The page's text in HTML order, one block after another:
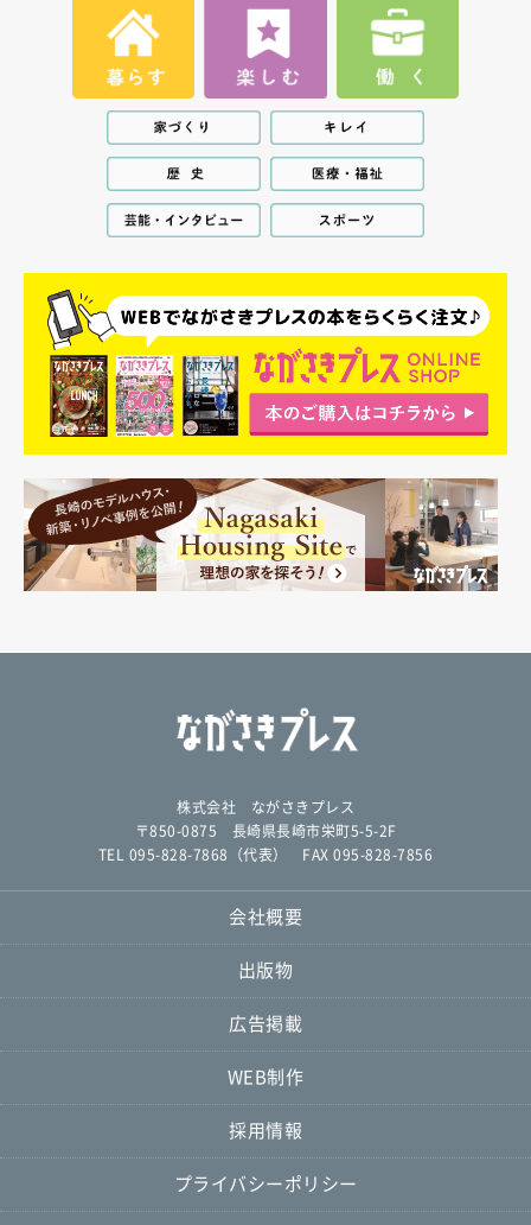
株式会社 ながさきプレス
〒850-0875 長崎県長崎市栄町5-5-2F
TEL 095-828-7868（代表） FAX 095-828-7856
会社概要
出版物
広告掲載
WEB制作
採用情報
プライバシーポリシー